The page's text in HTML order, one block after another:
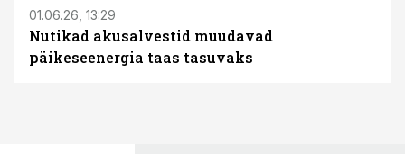
01.06.26, 13:29
Nutikad akusalvestid muudavad
päikeseenergia taas tasuvaks